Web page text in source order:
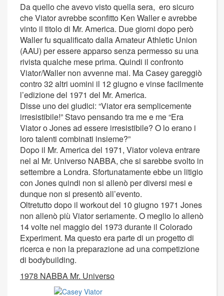
Da quello che avevo visto quella sera, ero sicuro
che Viator avrebbe sconfitto Ken Waller e avrebbe
vinto il titolo di Mr. America. Due giorni dopo però
Waller fu squalificato dalla Amateur Athletic Union
(AAU) per essere apparso senza permesso su una
rivista qualche mese prima. Quindi il confronto
Viator/Waller non avvenne mai. Ma Casey gareggiò
contro 32 altri uomini il 12 giugno e vinse facilmente
l’edizione del 1971 del Mr. America.
Disse uno dei giudici: “Viator era semplicemente
irresistibile!” Stavo pensando tra me e me “Era
Viator o Jones ad essere irresistibile? O lo erano i
loro talenti combinati insieme?”
Dopo il Mr. America del 1971, Viator voleva entrare
nel al Mr. Universo NABBA, che si sarebbe svolto in
settembre a Londra. Sfortunatamente ebbe un litigio
con Jones quindi non si allenò per diversi mesi e
dunque non si presentò all’evento.
Oltretutto dopo il workout del 10 giugno 1971 Jones
non allenò più Viator seriamente. O meglio lo allenò
14 volte nel maggio del 1973 durante il Colorado
Experiment. Ma questo era parte di un progetto di
ricerca e non la preparazione ad una competizione
di bodybuilding.
1978 NABBA Mr. Universo